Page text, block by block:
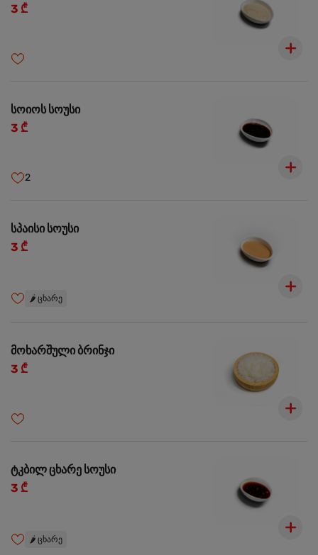
3 ₾
სოიოს სოუსი
3 ₾
2
სპაისი სოუსი
3 ₾
🌶️ ცხარე
მოხარშული ბრინჯი
3 ₾
ტკბილ ცხარე სოუსი
3 ₾
🌶️ ცხარე